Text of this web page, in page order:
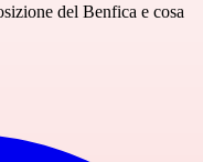
del Benfica e cosa